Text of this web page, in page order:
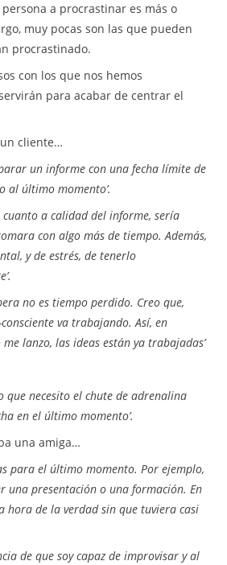
a procrastinar es más o
muy pocas son las que pueden
procrastinado.
con los que nos hemos
para acabar de centrar el
cliente…
un informe con una fecha límite de
al último momento’.
cuanto a calidad del informe, sería
con algo más de tiempo. Además,
y de estrés, de tenerlo
no es tiempo perdido. Creo que,
va trabajando. Así, en
lanzo, las ideas están ya trabajadas’
que necesito el chute de adrenalina
en el último momento’.
una amiga…
para el último momento. Por ejemplo,
una presentación o una formación. En
hora de la verdad sin que tuviera casi
de que soy capaz de improvisar y al